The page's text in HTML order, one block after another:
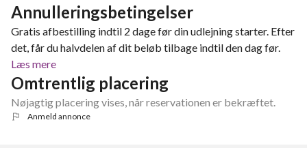
Annulleringsbetingelser
Gratis afbestilling indtil 2 dage før din udlejning starter. Efter
det, får du halvdelen af dit beløb tilbage indtil den dag før.
Læs mere
Omtrentlig placering
Nøjagtig placering vises, når reservationen er bekræftet.
Anmeld annonce